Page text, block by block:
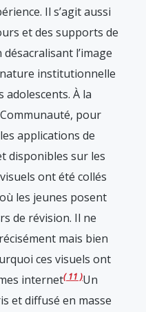
Il s’agit aussi
et des supports de
l’image
institutionnelle
À la
pour
applications de
disponibles sur les
ont été collés
les jeunes posent
de révision. Il ne
mais bien
ces visuels ont
internet 11 Un
et diffusé en masse